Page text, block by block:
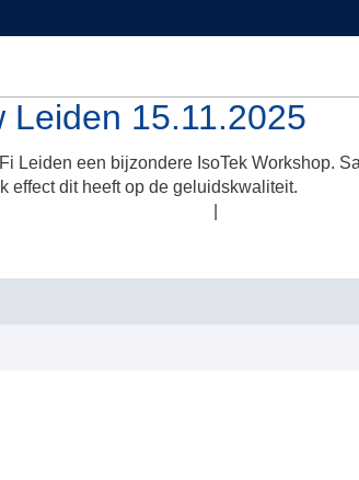
Leiden 15.11.2025
Leiden een bijzondere IsoTek Workshop.
effect dit heeft op de geluidskwaliteit.